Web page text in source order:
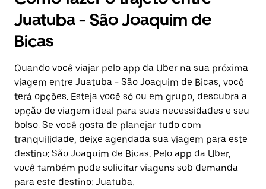
Juatuba - São Joaquim de
Bicas
Quando você viajar pelo app da Uber na sua próxima
viagem entre Juatuba - São Joaquim de Bicas, você
terá opções. Esteja você só ou em grupo, descubra a
opção de viagem ideal para suas necessidades e seu
bolso. Se você gosta de planejar tudo com
tranquilidade, deixe agendada sua viagem para este
destino: São Joaquim de Bicas. Pelo app da Uber,
você também pode solicitar viagens sob demanda
para este destino: Juatuba.